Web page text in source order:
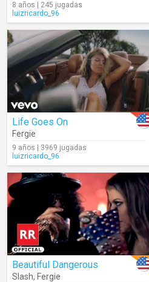
8 años | 245 jugadas
luizricardo_96
Life Goes On
Fergie
9 años | 3969 jugadas
luizricardo_96
Beautiful Dangerous
Slash, Fergie